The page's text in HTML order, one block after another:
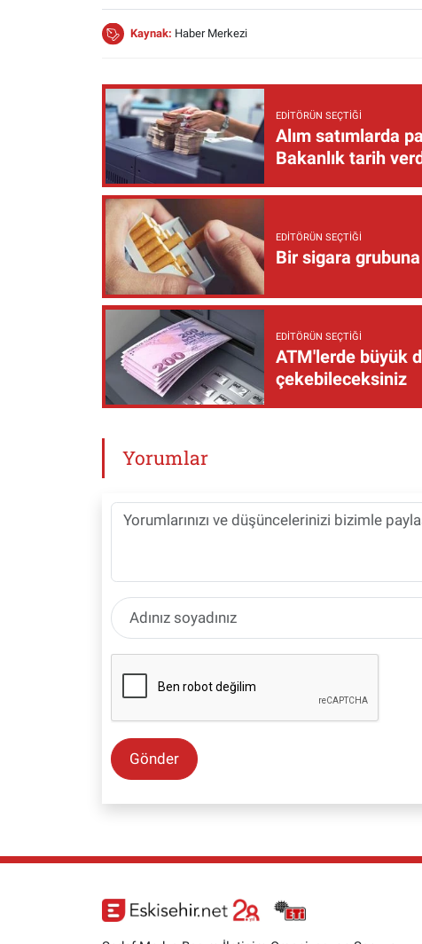
Kaynak: Haber Merkezi
EDITÖRÜN SEÇTIĞI
Alım satımlarda
Bakanlık tarih
EDITÖRÜN SEÇTIĞI
Bir sigara
EDITÖRÜN SEÇTIĞI
ATM'lerde büyük
çekebileceksiniz
Yorumlar
Gönder